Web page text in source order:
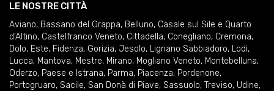
LE NOSTRE CITTÀ
Aviano, Bassano del Grappa, Belluno, Casale sul Sile e Quarto
d'Altino, Castelfranco Veneto, Cittadella, Conegliano, Cremona,
Dolo, Este, Fidenza, Gorizia, Jesolo, Lignano Sabbiadoro, Lodi,
Lucca, Mantova, Mestre, Mirano, Mogliano Veneto, Montebelluna,
Oderzo, Paese e Istrana, Parma, Piacenza, Pordenone,
Portogruaro, Sacile, San Donà di Piave, Sassuolo, Treviso, Udine,